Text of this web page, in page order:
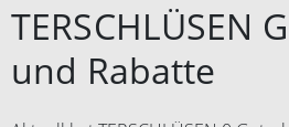
TERSCHLÜSEN
und Rabatte